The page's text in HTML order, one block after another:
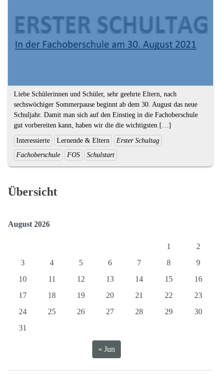
Textauszug
Liebe Schülerinnen und Schüler, sehr geehrte Eltern, nach
sechswöchiger Sommerpause beginnt ab dem 30. August das neue
Schuljahr. Damit man sich auf den Einstieg in die Fachoberschule
gut vorbereiten kann, haben wir die die wichtigsten […]
Ende
des
Textauszugs
Kategorien
und
Schlagworte:
Interessierte Lernende & Eltern
Erster Schultag
Fachoberschule
FOS Schulstart
Übersicht
August 2026
1
2
3
4 5 6 7 8
9
10
11 12 13 14 15
16
17
18 19 20 21 22
23
24
25 26 27 28 29
30
31
« Jun